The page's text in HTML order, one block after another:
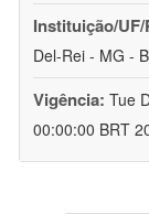
Instituição/UF/
Del-Rei - MG -
Vigência: Tue
00:00:00 BRT